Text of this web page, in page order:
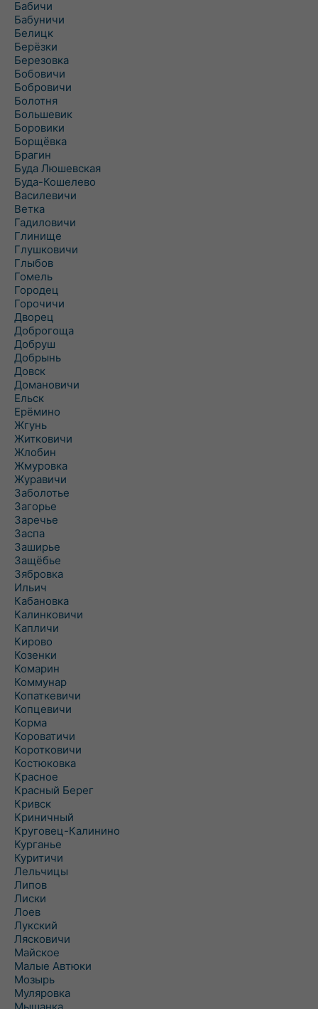
Бабичи
Бабуничи
Белицк
Берёзки
Березовка
Бобовичи
Бобровичи
Болотня
Большевик
Боровики
Борщёвка
Брагин
Буда Люшевская
Буда-Кошелево
Василевичи
Ветка
Гадиловичи
Глинище
Глушковичи
Глыбов
Гомель
Городец
Горочичи
Дворец
Доброгоща
Добруш
Добрынь
Довск
Домановичи
Ельск
Ерёмино
Жгунь
Житковичи
Жлобин
Жмуровка
Журавичи
Заболотье
Загорье
Заречье
Заспа
Заширье
Защёбье
Зябровка
Ильич
Кабановка
Калинковичи
Капличи
Кирово
Козенки
Комарин
Коммунар
Копаткевичи
Копцевичи
Корма
Короватичи
Коротковичи
Костюковка
Красное
Красный Берег
Кривск
Криничный
Круговец-Калинино
Курганье
Куритичи
Лельчицы
Липов
Лиски
Лоев
Лукский
Лясковичи
Майское
Малые Автюки
Мозырь
Муляровка